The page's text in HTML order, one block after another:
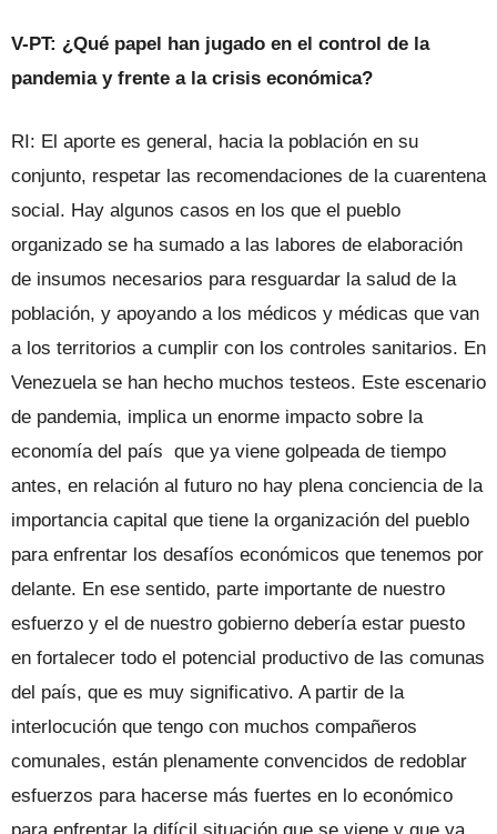
V-PT: ¿Qué papel han jugado en el control de la
pandemia y frente a la crisis económica?
RI: El aporte es general, hacia la población en su
conjunto, respetar las recomendaciones de la cuarentena
social. Hay algunos casos en los que el pueblo
organizado se ha sumado a las labores de elaboración
de insumos necesarios para resguardar la salud de la
población, y apoyando a los médicos y médicas que van
a los territorios a cumplir con los controles sanitarios. En
Venezuela se han hecho muchos testeos. Este escenario
de pandemia, implica un enorme impacto sobre la
economía del país que ya viene golpeada de tiempo
antes, en relación al futuro no hay plena conciencia de la
importancia capital que tiene la organización del pueblo
para enfrentar los desafíos económicos que tenemos por
delante. En ese sentido, parte importante de nuestro
esfuerzo y el de nuestro gobierno debería estar puesto
en fortalecer todo el potencial productivo de las comunas
del país, que es muy significativo. A partir de la
interlocución que tengo con muchos compañeros
comunales, están plenamente convencidos de redoblar
esfuerzos para hacerse más fuertes en lo económico